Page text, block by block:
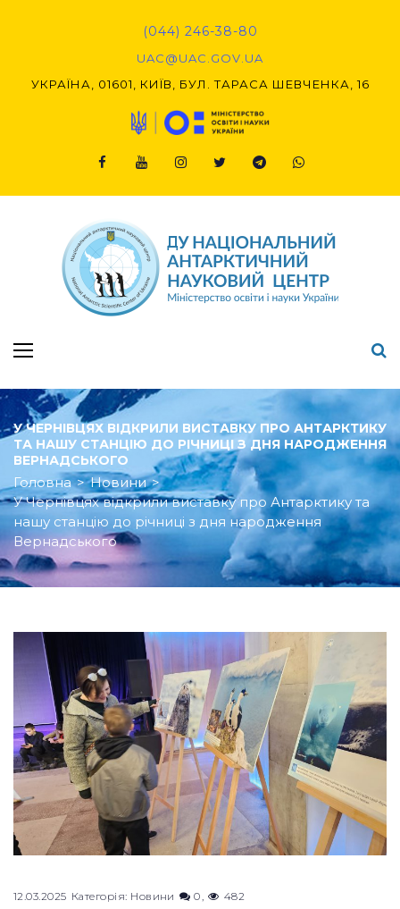
(044) 246-38-80
UAC@UAC.GOV.UA​​
УКРАЇНА, 01601, КИЇВ, БУЛ. ТАРАСА ШЕВЧЕНКА, 16
У ЧЕРНІВЦЯХ ВІДКРИЛИ ВИСТАВКУ ПРО АНТАРКТИКУ
ТА НАШУ СТАНЦІЮ ДО РІЧНИЦІ З ДНЯ НАРОДЖЕННЯ
ВЕРНАДСЬКОГО
Головна > Новини >
У Чернівцях відкрили виставку про Антарктику та
нашу станцію до річниці з дня народження
Вернадського
12.03.2025 Категорія: Новини 0 482